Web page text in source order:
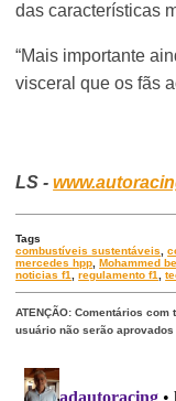
das características
“Mais importante
visceral que os fãs
LS -
Tags
combustíveis sustentáveis,
mercedes hpp, Mohammed
noticias f1,regulamento f1,
ATENÇÃO: Comentários
usuário não serão aprovados